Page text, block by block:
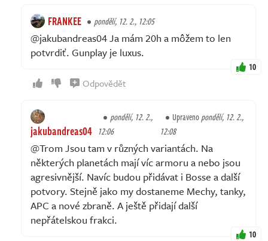
FRANKEE pondělí, 12. 2., 12:05
@jakubandreas04 Ja mám 20h a môžem to len
potvrdiť. Gunplay je luxus.
10
Odpovědět
jakubandreas04
pondělí, 12. 2.,
12:06
Upravenopondělí, 12. 2.,
12:08
@Trom Jsou tam v různých variantách. Na
některých planetách mají víc armoru a nebo jsou
agresivnější. Navíc budou přidávat i Bosse a další
potvory. Stejně jako my dostaneme Mechy, tanky,
APC a nové zbraně. A ještě přidají další
nepřátelskou frakci.
10